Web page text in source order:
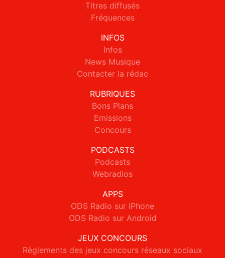
Titres diffusés
Fréquences
INFOS
Infos
News Musique
Contacter la rédac
RUBRIQUES
Bons Plans
Emissions
Concours
PODCASTS
Podcasts
Webradios
APPS
ODS Radio sur iPhone
ODS Radio sur Android
JEUX CONCOURS
Règlements des jeux concours réseaux sociaux